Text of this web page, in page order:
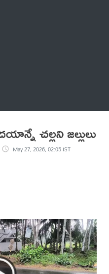
చల్లని జల్లులు
May 27, 2026, 02:05 IST